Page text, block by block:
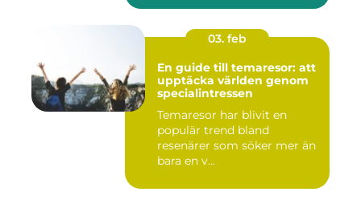
03. feb
En guide till temaresor: att
upptäcka världen genom
specialintressen
Temaresor har blivit en
populär trend bland
resenärer som söker mer än
bara en v...